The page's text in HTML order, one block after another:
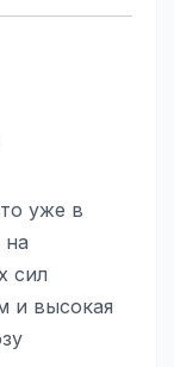
уже в
на
сил
и высокая